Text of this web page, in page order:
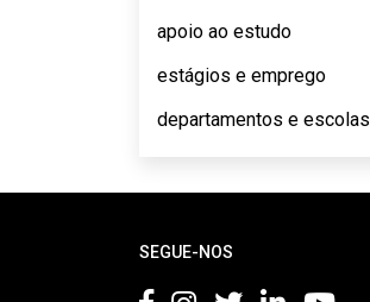
apoio ao estudo
estágios e emprego
departamentos e escolas
SEGUE-NOS